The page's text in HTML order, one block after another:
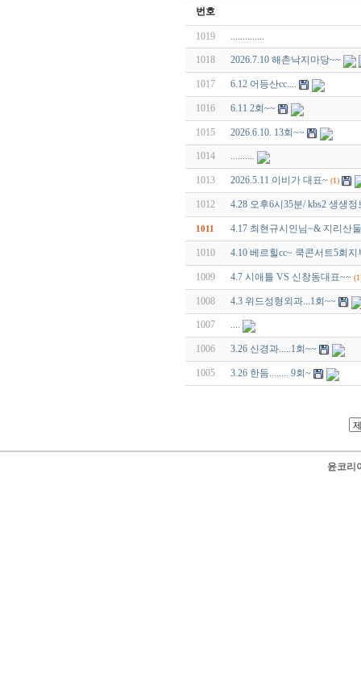
번호
1019 ..............
1018 2026.7.10 해촌낙지마당~~
1017 6.12 어등산cc....
1016 6.11 2회~~
1015 2026.6.10. 13회~~
1014 ..........
1013 2026.5.11 이비가 대표~ (1)
1012 4.28 오후6시35분/ kbs2 생생
1011 4.17 최현규시인님~& 지리산
1010 4.10 베르힐cc~ 쿡콘서트5회지
1009 4.7 시애틀 VS 신창동대표~~
1008 4.3 위드성형외과...1회~~
1007 ....
1006 3.26 신경과.....1회~~
1005 3.26 한듬........ 9회~
윤코리